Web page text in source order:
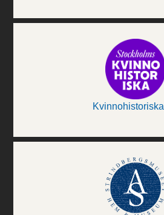
Kvinnohistoriska